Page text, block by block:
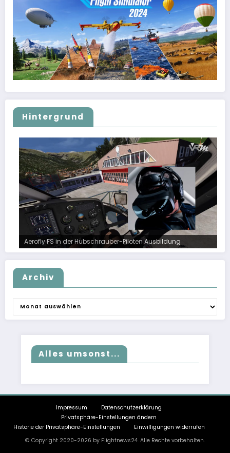
Hintergrund
Aerofly FS in der Hubschrauber-Piloten Ausbildung
Archiv
Alles umsonst...
Impressum
Datenschutzerklärung
Privatsphäre-Einstellungen ändern
Historie der Privatsphäre-Einstellungen
Einwilligungen widerrufen
© Copyright 2020-2026 by Flightnews24. Alle Rechte vorbehalten.